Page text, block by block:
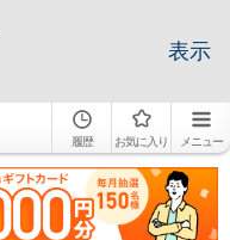
表示
履歴 お気に入り メニュー